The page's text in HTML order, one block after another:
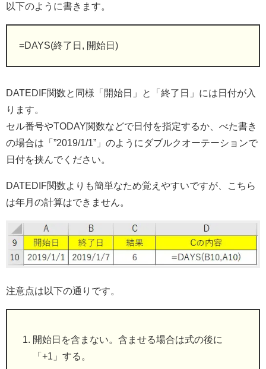
以下のように書きます。
=DAYS(終了日, 開始日)
DATEDIF関数と同様「開始日」と「終了日」には日付が入
ります。
セル番号やTODAY関数などで日付を指定するか、べた書き
の場合は「”2019/1/1”」のようにダブルクオーテーションで
日付を挟んでください。
DATEDIF関数よりも簡単なため覚えやすいですが、こちら
は年月の計算はできません。
注意点は以下の通りです。
開始日を含まない。含ませる場合は式の後に
「+1」する。